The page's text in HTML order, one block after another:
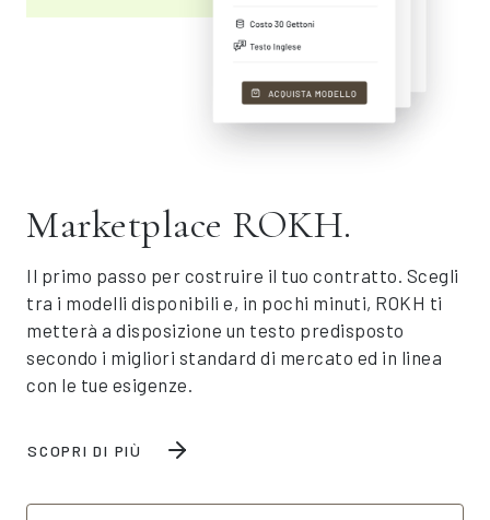
Marketplace ROKH.
Il primo passo per costruire il tuo contratto. Scegli
tra i modelli disponibili e, in pochi minuti, ROKH ti
metterà a disposizione un testo predisposto
secondo i migliori standard di mercato ed in linea
con le tue esigenze.
SCOPRI DI PIÙ